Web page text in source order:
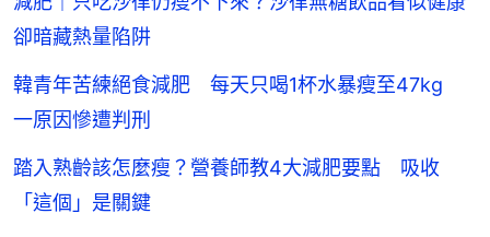
卻暗藏熱量陷阱
韓青年苦練絕食減肥 每天只喝1杯水暴瘦至47kg
一原因慘遭判刑
踏入熟齡該怎麼瘦？營養師教4大減肥要點 吸收
「這個」是關鍵